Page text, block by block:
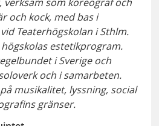
och kock, med bas i
Teaterhögskolan i Sthlm.
estetikprogram.
i Sverige och
och i samarbeten.
musikalitet, lyssning, social
gränser.